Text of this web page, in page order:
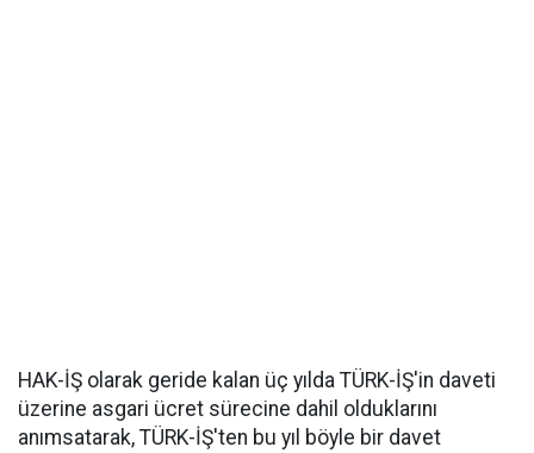
HAK-İŞ olarak geride kalan üç yılda TÜRK-İŞ'in daveti
üzerine asgari ücret sürecine dahil olduklarını
anımsatarak, TÜRK-İŞ'ten bu yıl böyle bir davet